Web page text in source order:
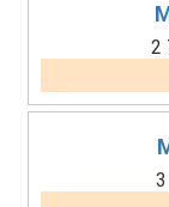
2